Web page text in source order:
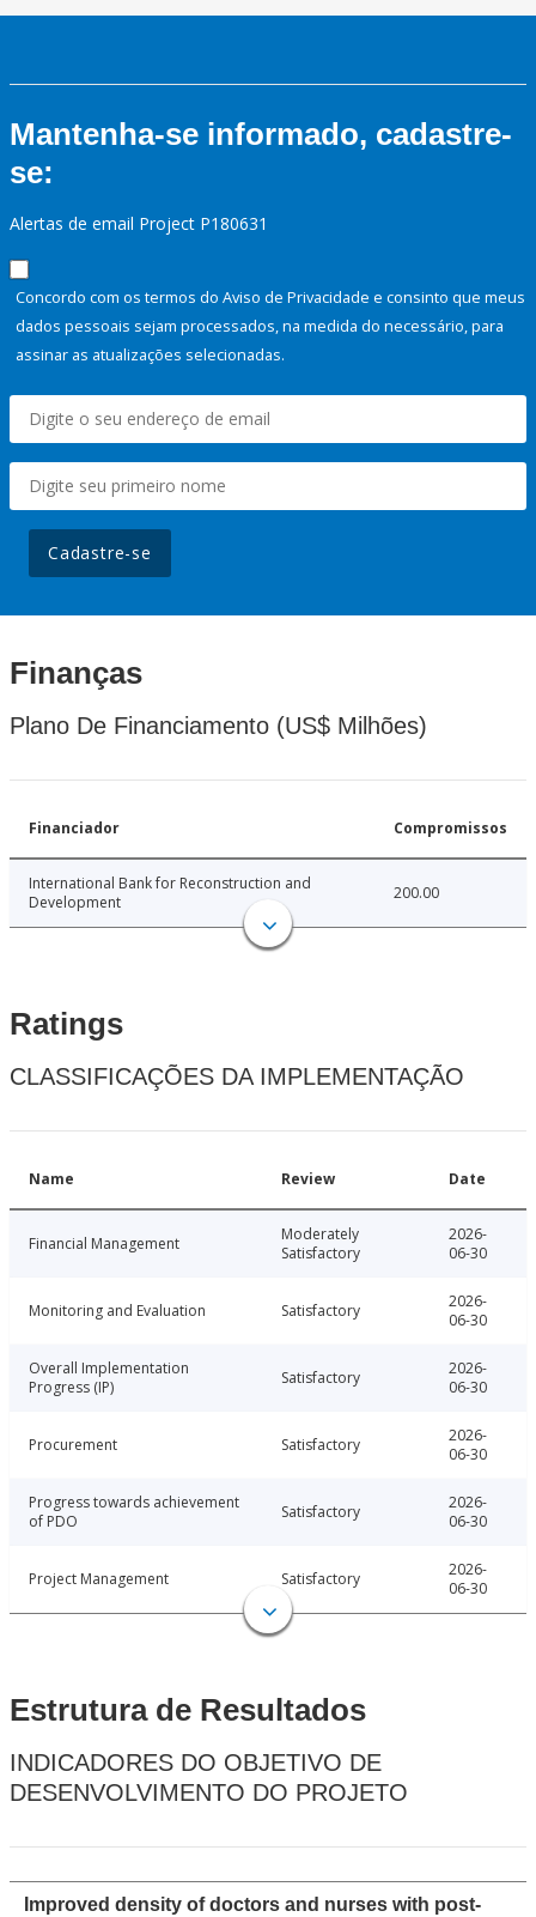
Mantenha-se informado, cadastre-
se:
Alertas de email Project P180631
Concordo com os termos do Aviso de Privacidade e consinto que meus
dados pessoais sejam processados, na medida do necessário, para
assinar as atualizações selecionadas.
Cadastre-se
Finanças
Plano De Financiamento (US$ Milhões)
Financiador Compromissos
International Bank for Reconstruction and
Development
200.00
Ratings
CLASSIFICAÇÕES DA IMPLEMENTAÇÃO
Name Review Date
Financial Management
Moderately
Satisfactory
2026-
06-30
Monitoring and Evaluation Satisfactory
2026-
06-30
Overall Implementation
Progress (IP)
Satisfactory
2026-
06-30
Procurement Satisfactory
2026-
06-30
Progress towards achievement
of PDO
Satisfactory
2026-
06-30
Project Management Satisfactory
2026-
06-30
Estrutura de Resultados
INDICADORES DO OBJETIVO DE
DESENVOLVIMENTO DO PROJETO
Improved density of doctors and nurses with post-